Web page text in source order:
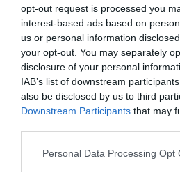
opt-out request is processed you
interest-based ads based on
us or personal information
your opt-out. You may separately
disclosure of your personal
IAB’s list of downstream
also be disclosed by us to third
Downstream Participants that may
Personal Data Processing Opt
Ah bon… Tu trouves ?!?…
LAISSER UN